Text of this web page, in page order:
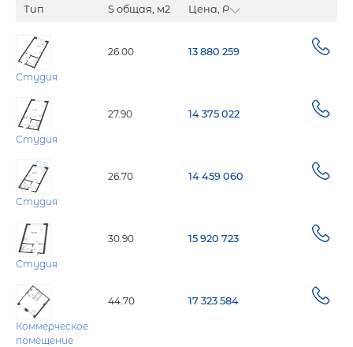
Тип S общая, м2 Цена, Р
Студия
26.00 13 880 259
Студия
27.90 14 375 022
Студия
26.70 14 459 060
Студия
30.90 15 920 723
Коммерческое
помещение
44.70 17 323 584